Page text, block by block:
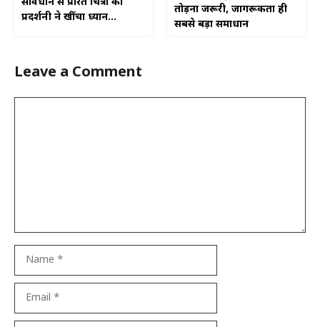
प्रदर्शनी ने खींचा ध्यान…
तोड़ना जरूरी, जागरूकता ही
सबसे बड़ा समाधान
Leave a Comment